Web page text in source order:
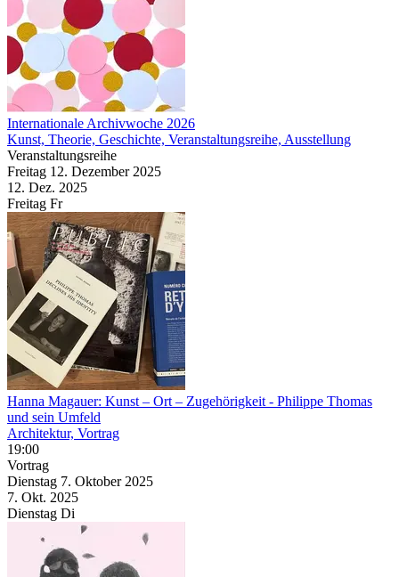
Internationale Archivwoche 2026
Kunst, Theorie, Geschichte, Veranstaltungsreihe, Ausstellung
Veranstaltungsreihe
Freitag 12. Dezember 2025
12. Dez. 2025
Freitag Fr
Hanna Magauer: Kunst – Ort – Zugehörigkeit - Philippe Thomas
und sein Umfeld
Architektur, Vortrag
19:00
Vortrag
Dienstag 7. Oktober 2025
7. Okt. 2025
Dienstag Di